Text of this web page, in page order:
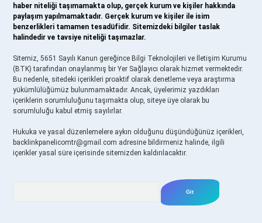
haber niteliği taşımamakta olup, gerçek kurum ve kişiler hakkında
paylaşım yapılmamaktadır. Gerçek kurum ve kişiler ile isim
benzerlikleri tamamen tesadüfidir. Sitemizdeki bilgiler taslak
halindedir ve tavsiye niteliği taşımazlar.
Sitemiz, 5651 Sayılı Kanun gereğince Bilgi Teknolojileri ve İletişim Kurumu
(BTK) tarafından onaylanmış bir Yer Sağlayıcı olarak hizmet vermektedir.
Bu nedenle, sitedeki içerikleri proaktif olarak denetleme veya araştırma
yükümlülüğümüz bulunmamaktadır. Ancak, üyelerimiz yazdıkları
içeriklerin sorumluluğunu taşımakta olup, siteye üye olarak bu
sorumluluğu kabul etmiş sayılırlar.
Hukuka ve yasal düzenlemelere aykırı olduğunu düşündüğünüz içerikleri,
backlinkpanelicomtr@gmail.com adresine bildirmeniz halinde, ilgili
içerikler yasal süre içerisinde sitemizden kaldırılacaktır.